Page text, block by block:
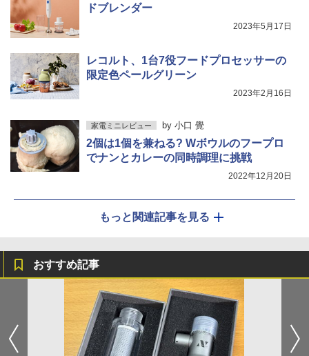
ドブレンダー
2023年5月17日
レコルト、1台7役フードプロセッサーの
限定色ペールグリーン
2023年2月16日
家電ミニレビュー by 小口 覺
2個は1個を兼ねる? Wボウルのフープロ
でナンとカレーの同時調理に挑戦
2022年12月20日
もっと関連記事を見る
おすすめ記事